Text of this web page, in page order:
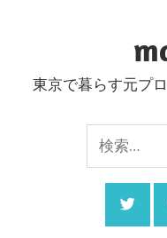
ン
東京で暮らす元プ
索: